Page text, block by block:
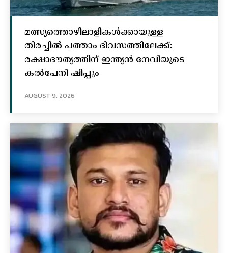
മത്സ്യത്തൊഴിലാളികള്‍ക്കായുള്ള
തിരച്ചില്‍ പത്താം ദിവസത്തിലേക്ക്:
രക്ഷാദൗത്യത്തിന് ഇന്ത്യൻ നേവിയുടെ
കല്‍പേനി ഷിപ്പും
AUGUST 9, 2026